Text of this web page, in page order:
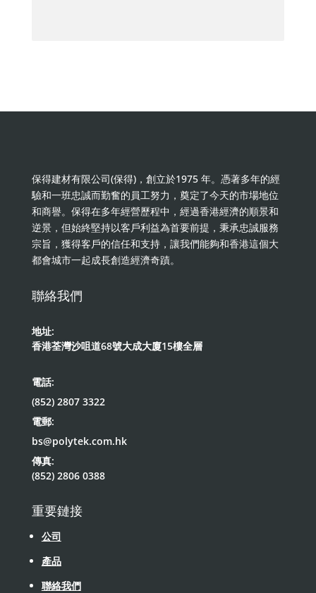
保得建材有限公司(保得)，創立於1975 年。憑著多年的經
驗和一班忠誠而勤奮的員工努力，奠定了今天的市場地位
和商譽。保得在多年經營歷程中，經過香港經濟的順景和
逆景，但始終堅持以客戶利益為首要前提，秉承忠誠服務
宗旨，獲得客戶的信任和支持，讓我們能夠和香港這個大
都會城市一起成長創造經濟奇蹟。
聯絡我們
地址:
香港荃灣沙咀道68號大成大廈15樓全層
電話:
(852) 2807 3322
電郵:
bs@polytek.com.hk
傳真:
(852) 2806 0388
重要鏈接
公司
產品
聯絡我們